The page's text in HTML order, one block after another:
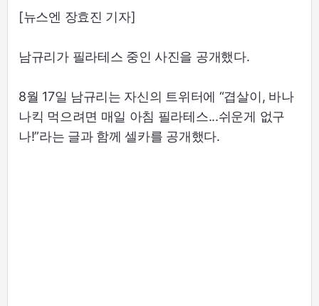
[뉴스엔 장효진 기자]
남규리가 필라테스 중인 사진을 공개했다.
8월 17일 남규리는 자신의 트위터에 “겹살이, 바나
나킥 먹으려면 매일 아침 필라테스...쉬운게 없구
나!”라는 글과 함께 셀카를 공개했다.